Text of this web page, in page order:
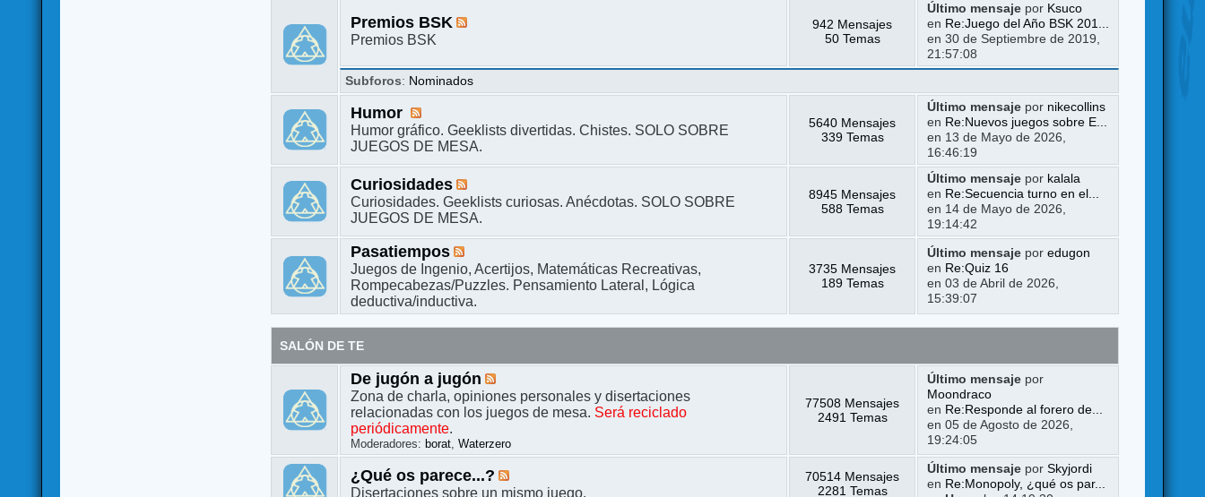
Premios BSK
Premios BSK
942 Mensajes
50 Temas
Último mensajepor Ksuco
en Re:Juego del Año BSK 201...
en 30 de Septiembre de 2019,
21:57:08
Subforos: Nominados
Humor
Humor gráfico. Geeklists divertidas. Chistes. SOLO SOBRE
JUEGOS DE MESA.
5640 Mensajes
339 Temas
Último mensajepor nikecollins
en Re:Nuevos juegos sobre E...
en 13 de Mayo de 2026,
16:46:19
Curiosidades
Curiosidades. Geeklists curiosas. Anécdotas. SOLO SOBRE
JUEGOS DE MESA.
8945 Mensajes
588 Temas
Último mensajepor kalala
en Re:Secuencia turno en el...
en 14 de Mayo de 2026,
19:14:42
Pasatiempos
Juegos de Ingenio, Acertijos, Matemáticas Recreativas,
Rompecabezas/Puzzles. Pensamiento Lateral, Lógica
deductiva/inductiva.
3735 Mensajes
189 Temas
Último mensajepor edugon
en Re:Quiz 16
en 03 de Abril de 2026,
15:39:07
SALÓN DE TE
De jugón a jugón
Zona de charla, opiniones personales y disertaciones
relacionadas con los juegos de mesa. Será reciclado
periódicamente.
Moderadores: borat ,Waterzero
77508 Mensajes
2491 Temas
Último mensajepor
Moondraco
en Re:Responde al forero de...
en 05 de Agosto de 2026,
19:24:05
¿Qué os parece...?
Disertaciones sobre un mismo juego.
70514 Mensajes
2281 Temas
Último mensajepor Skyjordi
en Re:Monopoly, ¿qué os par...